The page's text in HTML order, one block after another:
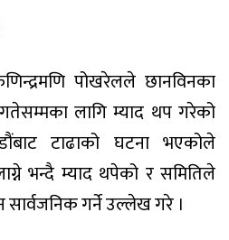
पोखरेलले छानविनका
लागि म्याद थप गरेको
टाढाको घटना भएकोले
भन्दै म्याद थपेको र समितिले
गर्ने उल्लेख गरे ।